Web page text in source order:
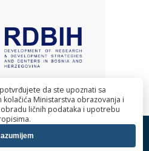
i nauke Tuzlanskog kantona. Sva
pridržana.
da ste upoznati sa
Ministarstva obrazovanja i
ličnih podataka i upotrebu